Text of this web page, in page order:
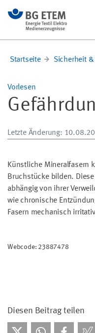
Startseite Sicherheit
Vorlesen
Letzte Änderung:
Künstliche Mineralfasern
Bruchstücke bilden.
abhängig von ihrer
wie chronische
Fasern mechanisch
Webcode: 23887478
Diesen Beitrag teilen